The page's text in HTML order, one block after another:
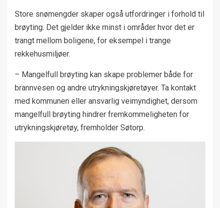
Store snømengder skaper også utfordringer i forhold til
brøyting. Det gjelder ikke minst i områder hvor det er
trangt mellom boligene, for eksempel i trange
rekkehusmiljøer.
– Mangelfull brøyting kan skape problemer både for
brannvesen og andre utrykningskjøretøyer. Ta kontakt
med kommunen eller ansvarlig veimyndighet, dersom
mangelfull brøyting hindrer fremkommeligheten for
utrykningskjøretøy, fremholder Søtorp.